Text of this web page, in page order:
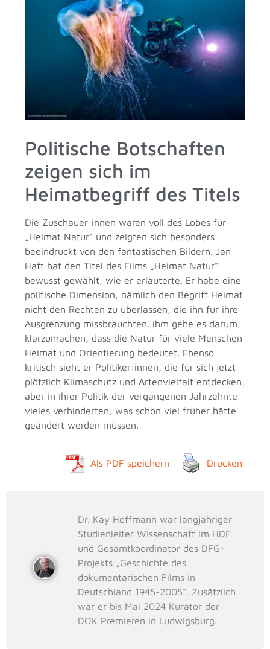
Politische Botschaften
zeigen sich im
Heimatbegriff des Titels
Die Zuschauer:innen waren voll des Lobes für
„Heimat Natur“ und zeigten sich besonders
beeindruckt von den fantastischen Bildern. Jan
Haft hat den Titel des Films „Heimat Natur“
bewusst gewählt, wie er erläuterte. Er habe eine
politische Dimension, nämlich den Begriff Heimat
nicht den Rechten zu überlassen, die ihn für ihre
Ausgrenzung missbrauchten. Ihm gehe es darum,
klarzumachen, dass die Natur für viele Menschen
Heimat und Orientierung bedeutet. Ebenso
kritisch sieht er Politiker:innen, die für sich jetzt
plötzlich Klimaschutz und Artenvielfalt entdecken,
aber in ihrer Politik der vergangenen Jahrzehnte
vieles verhinderten, was schon viel früher hätte
geändert werden müssen.
Als PDF speichern Drucken
Dr. Kay Hoffmann war langjähriger
Studienleiter Wissenschaft im HDF
und Gesamtkoordinator des DFG-
Projekts „Geschichte des
dokumentarischen Films in
Deutschland 1945-2005“. Zusätzlich
war er bis Mai 2024 Kurator der
DOK Premieren in Ludwigsburg.